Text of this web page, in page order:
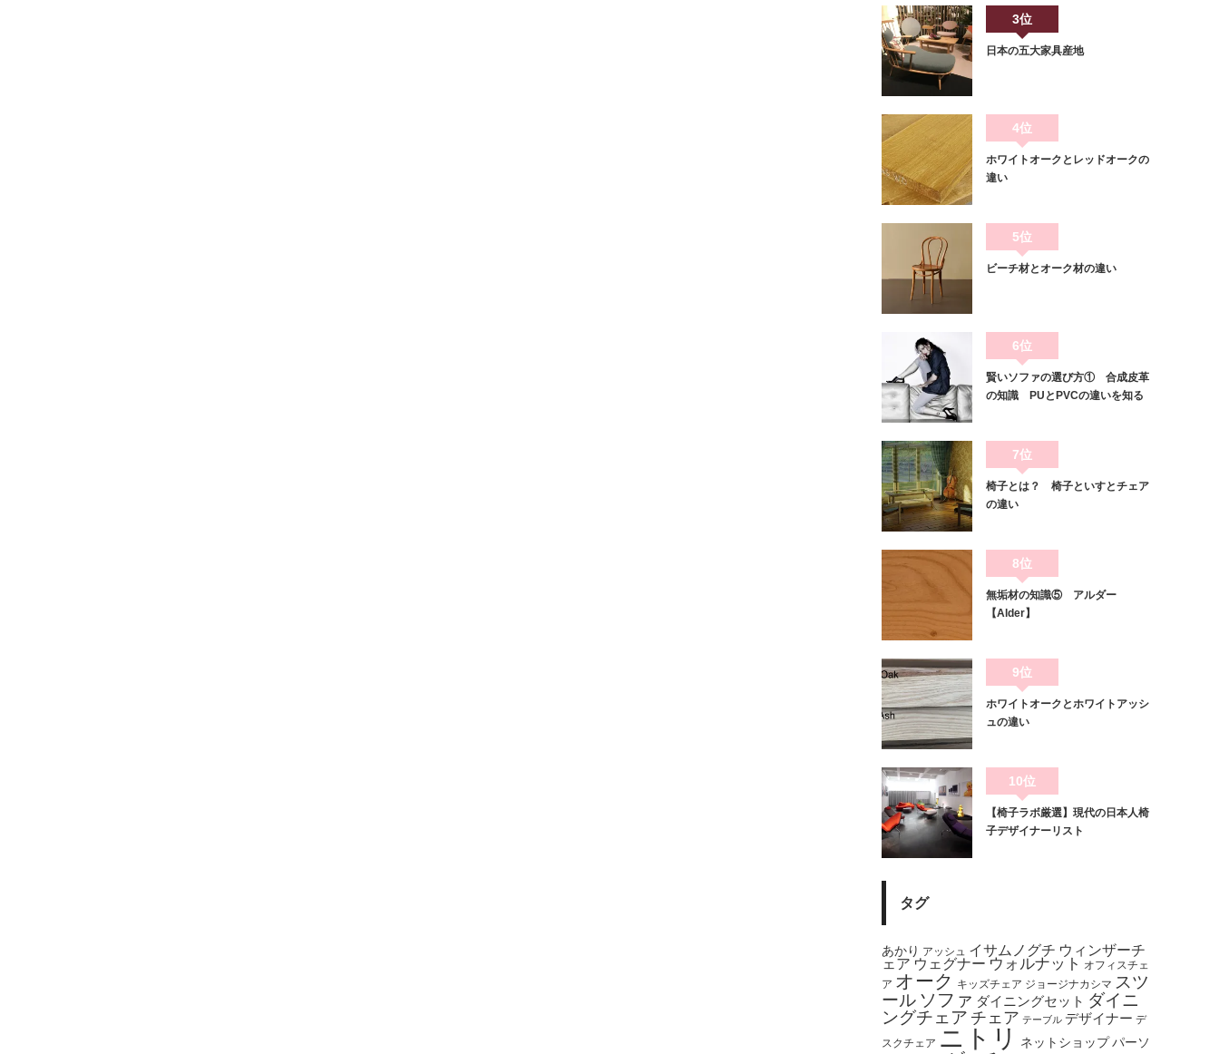
3位
日本の五大家具産地
4位
ホワイトオークとレッドオークの
違い
5位
ビーチ材とオーク材の違い
6位
賢いソファの選び方① 合成皮革
の知識 PUとPVCの違いを知る
7位
椅子とは？ 椅子といすとチェア
の違い
8位
無垢材の知識⑤ アルダー
【Alder】
9位
ホワイトオークとホワイトアッシ
ュの違い
10位
【椅子ラボ厳選】現代の日本人椅
子デザイナーリスト
タグ
あかり アッシュ イサムノグチ ウィンザーチ
ェア ウェグナー ウォルナット オフィスチェ
ア オーク キッズチェア ジョージナカシマ スツ
ール ソファ ダイニングセット ダイニ
ングチェア チェア テーブル デザイナー デ
スクチェア ニトリ ネットショップ パーソ